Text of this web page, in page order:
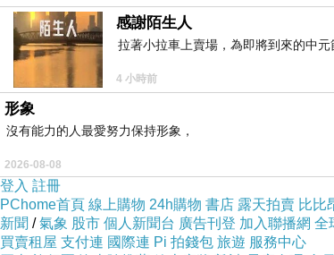
上一篇： 眉溪賞芒
下一篇：
感謝陌生人
拉著小拉車上賣場，為即將到來的中
4 小時前
形象
沒有能力的人最愛努力保持形象，
2026-08-08
登入 註冊
PChome首頁 線上購物 24h購物 書店 露天拍賣 比比
新聞 /氣象 股市 個人新聞台 廣告刊登 加入聯播網 全
買賣租屋 支付連 國際連 Pi 拍錢包 旅遊 服務中心